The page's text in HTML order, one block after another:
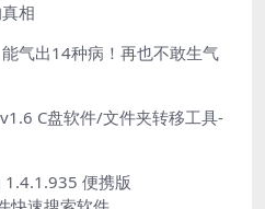
相
气出14种病！再也不敢生气
C盘软件/文件夹转移工具-
便携版